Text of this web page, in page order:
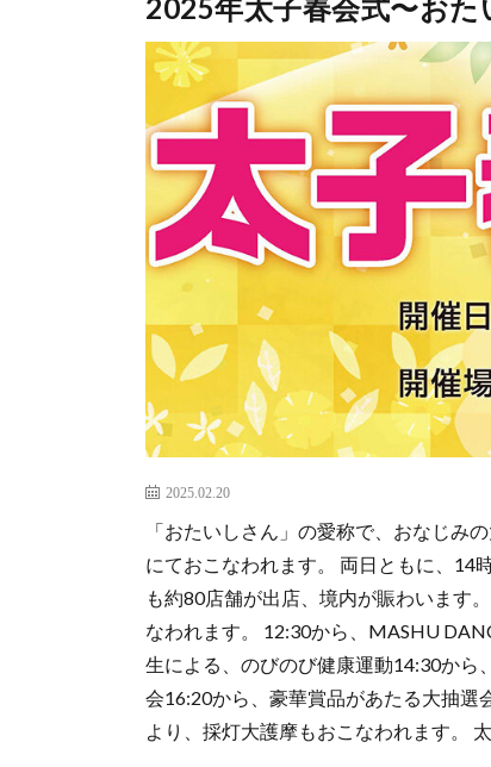
2025年太子春会式〜おた
2025.02.20
「おたいしさん」の愛称で、おなじみ
にておこなわれます。 両日ともに、14
も約80店舗が出店、境内が賑わいます
なわれます。 12:30から、MASHU
生による、のびのび健康運動14:30から
会16:20から、豪華賞品があたる大抽選
より、採灯大護摩もおこなわれます。